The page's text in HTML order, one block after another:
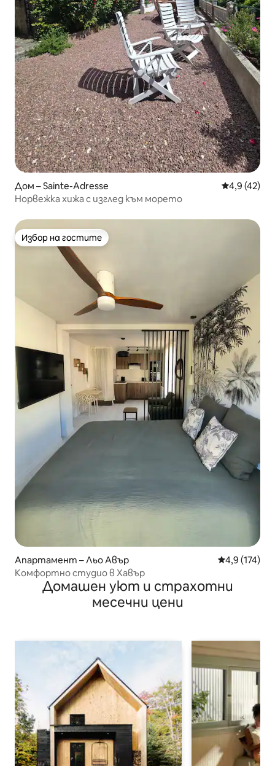
Дом – Sainte-Adresse Средна
4,9 (42)
Норвежка хижа с изглед към морето
Избор на гостите
Избор на гостите
Апартамент – Льо Авър Средна
4,9 (174)
Комфортно студио в Хавър
Домашен уют и страхотни
месечни цени